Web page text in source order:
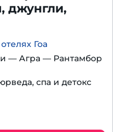
джунгли,
Гоа
— Агра — Рантамбор
спа и детокс